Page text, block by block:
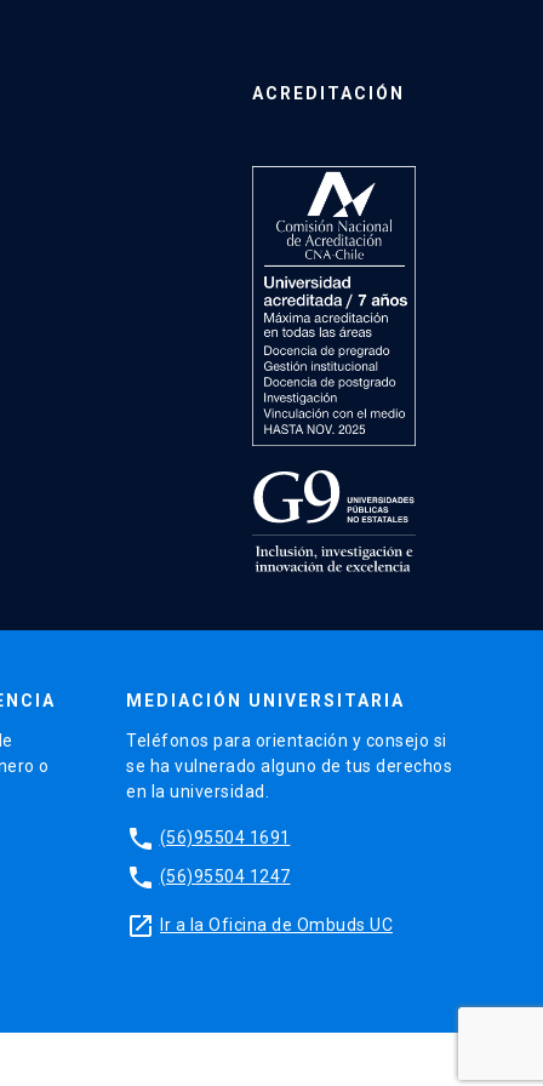
ACREDITACIÓN
o
MEDIACIÓN UNIVERSITARIA
Teléfonos para orientación y consejo si
se ha vulnerado alguno de tus derechos
en la universidad.
phone (56)95504 1691
phone (56)95504 1247
launch Ir a la Oficina de Ombuds UC